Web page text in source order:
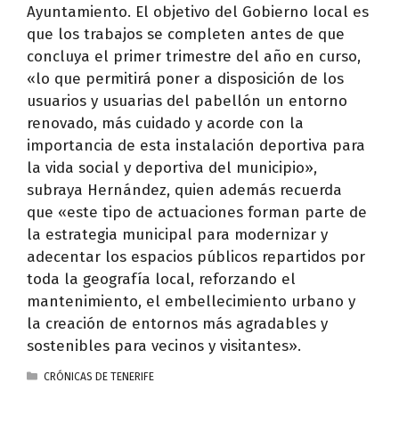
Ayuntamiento. El objetivo del Gobierno local es
que los trabajos se completen antes de que
concluya el primer trimestre del año en curso,
«lo que permitirá poner a disposición de los
usuarios y usuarias del pabellón un entorno
renovado, más cuidado y acorde con la
importancia de esta instalación deportiva para
la vida social y deportiva del municipio»,
subraya Hernández, quien además recuerda
que «este tipo de actuaciones forman parte de
la estrategia municipal para modernizar y
adecentar los espacios públicos repartidos por
toda la geografía local, reforzando el
mantenimiento, el embellecimiento urbano y
la creación de entornos más agradables y
sostenibles para vecinos y visitantes».
CATEGORÍAS
CRÓNICAS DE TENERIFE